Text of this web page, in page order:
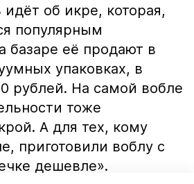
идёт об икре, которая,
популярным
базаре её продают в
упаковках, в
рублей. На самой вобле
тоже
А для тех, кому
приготовили воблу с
дешевле».